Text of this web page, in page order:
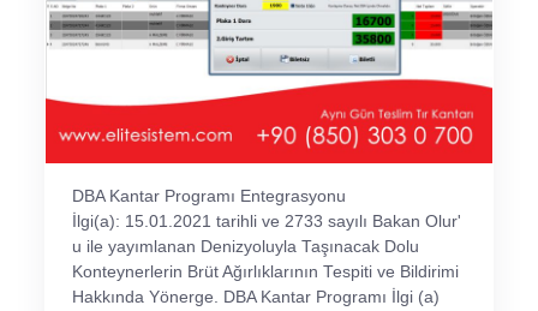
DBA Kantar Programı Entegrasyonu
İlgi(a): 15.01.2021 tarihli ve 2733 sayılı Bakan Olur'
u ile yayımlanan Denizyoluyla Taşınacak Dolu
Konteynerlerin Brüt Ağırlıklarının Tespiti ve Bildirimi
Hakkında Yönerge. DBA Kantar Programı İlgi (a)